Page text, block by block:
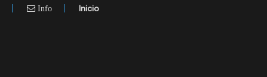
Info Inicio